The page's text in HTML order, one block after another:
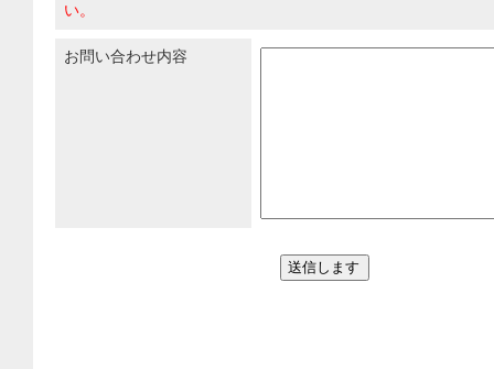
い。
お問い合わせ内容